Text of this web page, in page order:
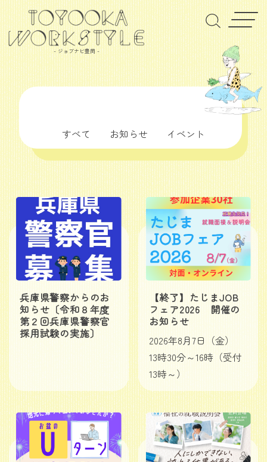
- ジョブナビ豊岡 -
すべて お知らせ イベント
兵庫県警察からのお
知らせ〔令和８年度
第２回兵庫県警察官
採用試験の実施〕
【終了】たじまJOB
フェア2026 開催の
お知らせ
2026年8月7日（金）
13時30分～16時（受付
13時～）